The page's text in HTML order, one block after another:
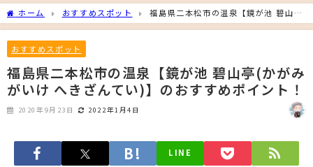
ホーム おすすめスポット
福島県二本松市の温泉【鏡が池 碧山亭
(かがみがいけ へきざんてい)】のおすすめポイント！
おすすめスポット
福島県二本松市の温泉【鏡が池 碧山亭(かがみ
がいけ へきざんてい)】のおすすめポイント！
2020年9月23日 2022年1月4日
LINE